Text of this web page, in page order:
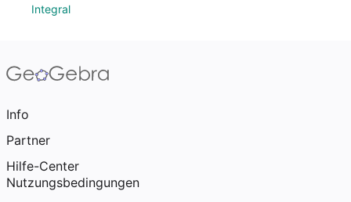
Integral
Info
Partner
Hilfe-Center
Nutzungsbedingungen